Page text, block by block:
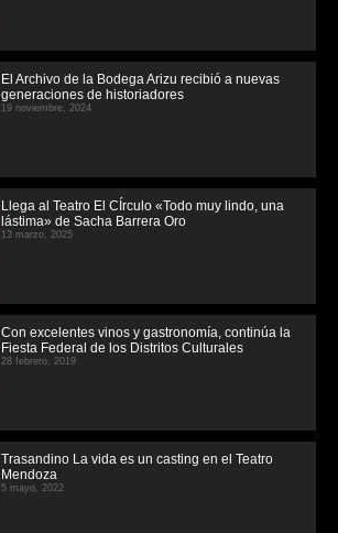
El Archivo de la Bodega Arizu recibió a nuevas
generaciones de historiadores
19 noviembre, 2024
Llega al Teatro El CÍrculo «Todo muy lindo, una
lástima» de Sacha Barrera Oro
13 marzo, 2025
Con excelentes vinos y gastronomía, continúa la
Fiesta Federal de los Distritos Culturales
28 febrero, 2019
Trasandino La vida es un casting en el Teatro
Mendoza
5 mayo, 2022